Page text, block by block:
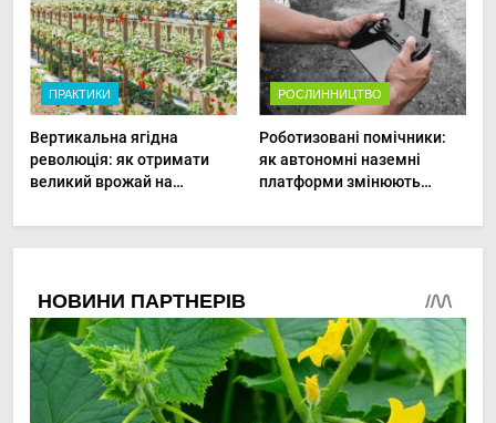
ПРАКТИКИ
Вертикальна ягідна
революція: як отримати
великий врожай на
РОСЛИННИЦТВО
Роботизовані помічники:
як автономні наземні
платформи змінюють
овочами